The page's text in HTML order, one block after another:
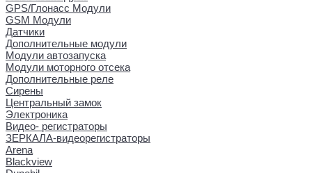
GPS/Глонасс Модули
GSM Модули
Датчики
Дополнительные модули
Модули автозапуска
Модули моторного отсека
Дополнительные реле
Сирены
Центральный замок
Электроника
Видео- регистраторы
ЗЕРКАЛА-видеорегистраторы
Arena
Blackview